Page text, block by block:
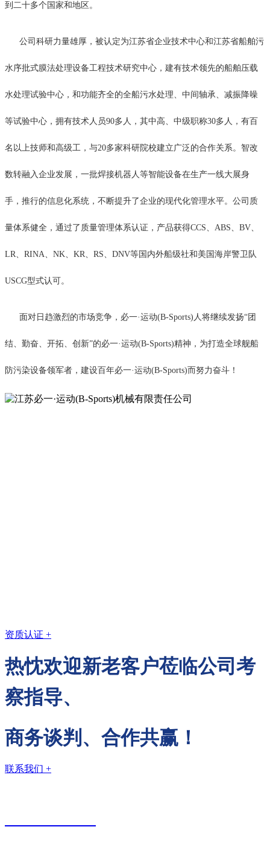
到二十多个国家和地区。
公司科研力量雄厚，被认定为江苏省企业技术中心和江苏省船舶污
水序批式膜法处理设备工程技术研究中心，建有技术领先的船舶压载
水处理试验中心，和功能齐全的全船污水处理、中间轴承、减振降噪
等试验中心，拥有技术人员90多人，其中高、中级职称30多人，有百
名以上技师和高级工，与20多家科研院校建立广泛的合作关系。智改
数转融入企业发展，一批焊接机器人等智能设备在生产一线大展身
手，推行的信息化系统，不断提升了企业的现代化管理水平。公司质
量体系健全，通过了质量管理体系认证，产品获得CCS、ABS、BV、
LR、RINA、NK、KR、RS、DNV等国内外船级社和美国海岸警卫队
USCG型式认可。
面对日趋激烈的市场竞争，必一·运动(B-Sports)人将继续发扬“团
结、勤奋、开拓、创新”的必一·运动(B-Sports)精神，为打造全球舰船
防污染设备领军者，建设百年必一·运动(B-Sports)而努力奋斗！
资质认证 +
热忱欢迎新老客户莅临公司考
察指导、
商务谈判、合作共赢！
联系我们 +